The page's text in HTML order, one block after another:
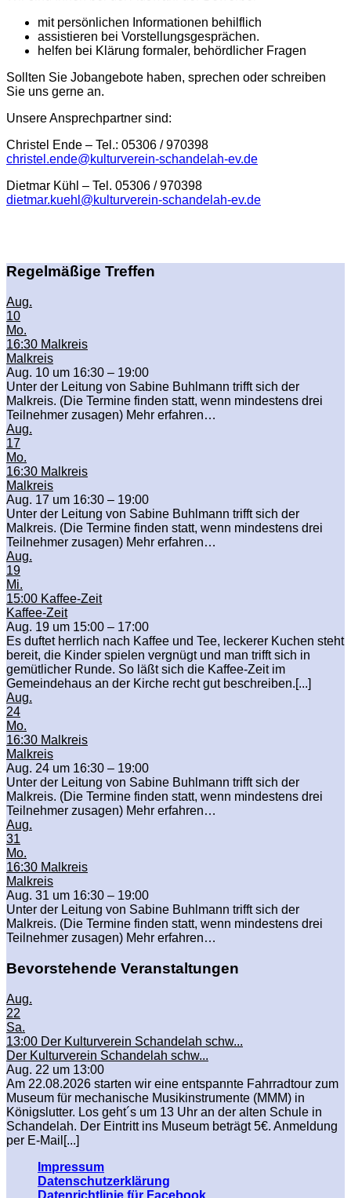
mit persönlichen Informationen behilflich
assistieren bei Vorstellungsgesprächen.
helfen bei Klärung formaler, behördlicher Fragen
Sollten Sie Jobangebote haben, sprechen oder schreiben
Sie uns gerne an.
Unsere Ansprechpartner sind:
Christel Ende – Tel.: 05306 / 970398
christel.ende@kulturverein-schandelah-ev.de
Dietmar Kühl – Tel. 05306 / 970398
dietmar.kuehl@kulturverein-schandelah-ev.de
Regelmäßige Treffen
Aug.
10
Mo.
16:30 Malkreis
Malkreis
Aug. 10 um 16:30 – 19:00
Unter der Leitung von Sabine Buhlmann trifft sich der
Malkreis. (Die Termine finden statt, wenn mindestens drei
Teilnehmer zusagen) Mehr erfahren…
Aug.
17
Mo.
16:30 Malkreis
Malkreis
Aug. 17 um 16:30 – 19:00
Unter der Leitung von Sabine Buhlmann trifft sich der
Malkreis. (Die Termine finden statt, wenn mindestens drei
Teilnehmer zusagen) Mehr erfahren…
Aug.
19
Mi.
15:00 Kaffee-Zeit
Kaffee-Zeit
Aug. 19 um 15:00 – 17:00
Es duftet herrlich nach Kaffee und Tee, leckerer Kuchen steht
bereit, die Kinder spielen vergnügt und man trifft sich in
gemütlicher Runde. So läßt sich die Kaffee-Zeit im
Gemeindehaus an der Kirche recht gut beschreiben.[...]
Aug.
24
Mo.
16:30 Malkreis
Malkreis
Aug. 24 um 16:30 – 19:00
Unter der Leitung von Sabine Buhlmann trifft sich der
Malkreis. (Die Termine finden statt, wenn mindestens drei
Teilnehmer zusagen) Mehr erfahren…
Aug.
31
Mo.
16:30 Malkreis
Malkreis
Aug. 31 um 16:30 – 19:00
Unter der Leitung von Sabine Buhlmann trifft sich der
Malkreis. (Die Termine finden statt, wenn mindestens drei
Teilnehmer zusagen) Mehr erfahren…
Bevorstehende Veranstaltungen
Aug.
22
Sa.
13:00 Der Kulturverein Schandelah schw...
Der Kulturverein Schandelah schw...
Aug. 22 um 13:00
Am 22.08.2026 starten wir eine entspannte Fahrradtour zum
Museum für mechanische Musikinstrumente (MMM) in
Königslutter. Los geht´s um 13 Uhr an der alten Schule in
Schandelah. Der Eintritt ins Museum beträgt 5€. Anmeldung
per E-Mail[...]
Impressum
Datenschutzerklärung